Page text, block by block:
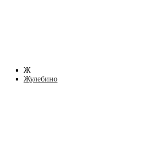
Ж
Жулебино